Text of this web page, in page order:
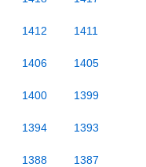
1412 1411
1406 1405
1400 1399
1394 1393
1388 1387